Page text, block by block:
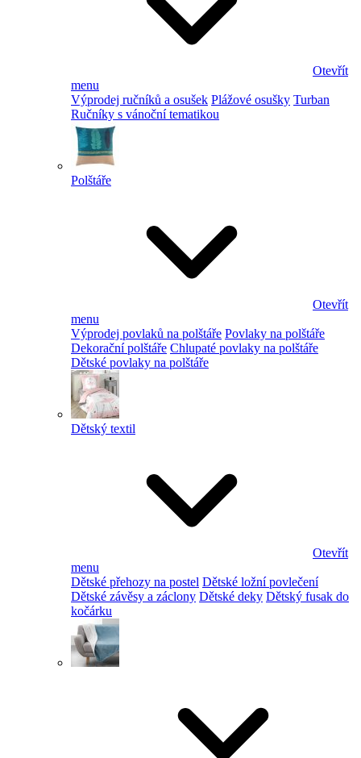
Otevřít
menu
Výprodej ručníků a osušek Plážové osušky Turban
Ručníky s vánoční tematikou
Polštáře
Otevřít
menu
Výprodej povlaků na polštáře Povlaky na polštáře
Dekorační polštáře Chlupaté povlaky na polštáře
Dětské povlaky na polštáře
Dětský textil
Otevřít
menu
Dětské přehozy na postel Dětské ložní povlečení
Dětské závěsy a záclony Dětské deky Dětský fusak do
kočárku